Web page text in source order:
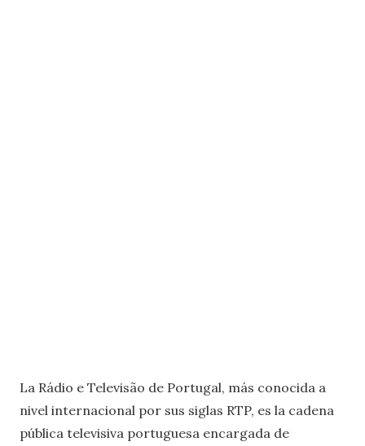
La Rádio e Televisão de Portugal, más conocida a
nivel internacional por sus siglas RTP, es la cadena
pública televisiva portuguesa encargada de